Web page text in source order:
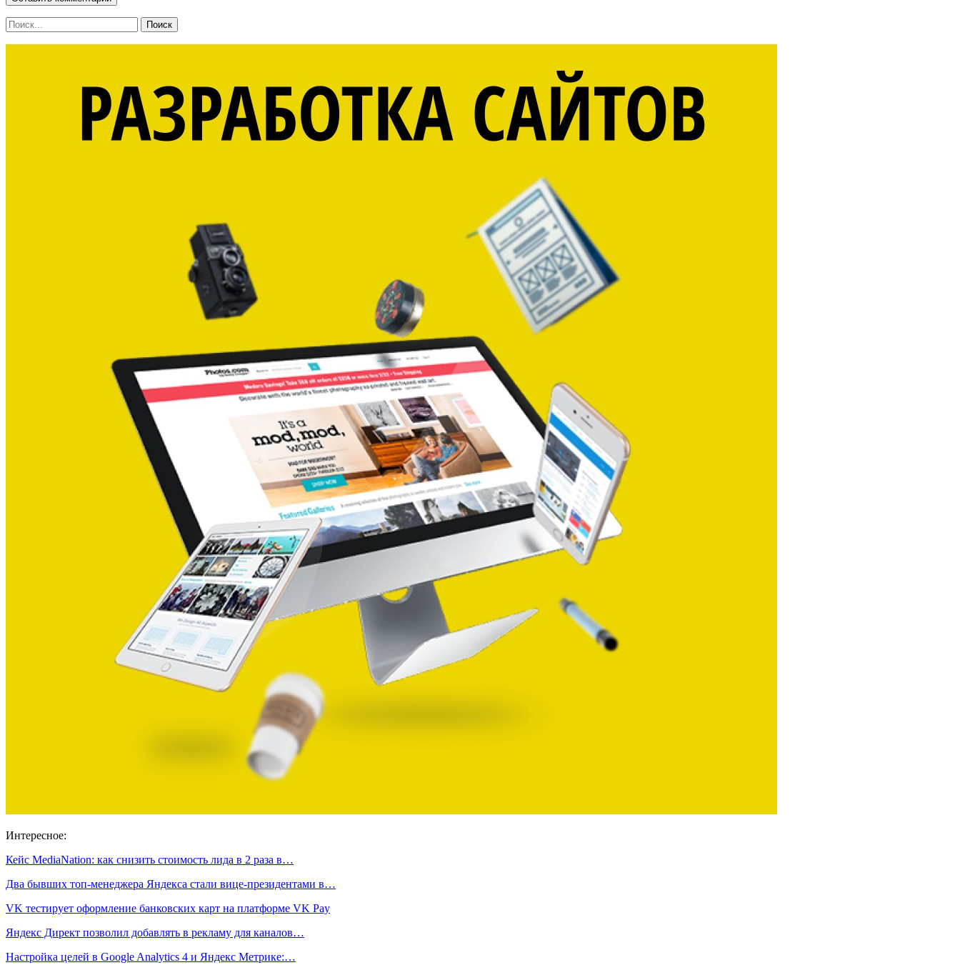
Интересное:
Кейс MediaNation: как снизить стоимость лида в 2 раза в…
Два бывших топ-менеджера Яндекса стали вице-президентами в…
VK тестирует оформление банковских карт на платформе VK Pay
Яндекс Директ позволил добавлять в рекламу для каналов…
Настройка целей в Google Analytics 4 и Яндекс Метрике:…